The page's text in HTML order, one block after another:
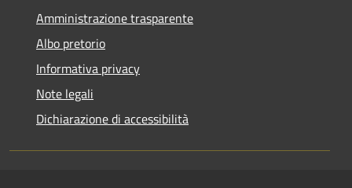
Amministrazione trasparente
Albo pretorio
Informativa privacy
Note legali
Dichiarazione di accessibilità